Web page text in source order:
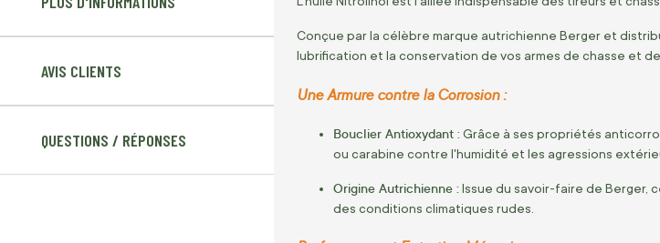
AVIS CLIENTS
QUESTIONS / RÉPONSES
Conçue par la célèbre marque autrichienne Berger et
lubrification et la conservation de vos armes de chasse et
Une Armure contre la Corrosion :
Bouclier Antioxydant : Grâce à ses propriétés
ou carabine contre l'humidité et les agressions
Origine Autrichienne : Issue du savoir-faire de Berger,
des conditions climatiques rudes.